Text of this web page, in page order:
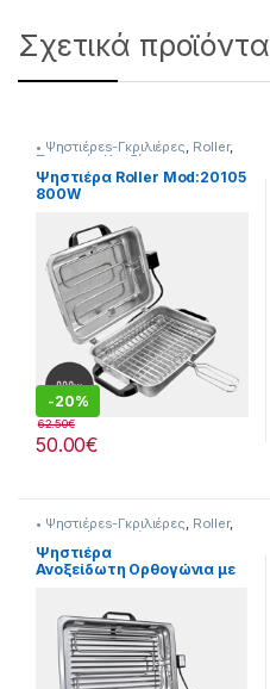
Σχετικά προϊόντα
• Ψηστιέρεs-Γκριλιέρες, Roller,
Συσκευές Κουζίνας
Ψηστιέρα Roller Mod:20105
800W
-20%
50.00€
62.50€
• Ψηστιέρεs-Γκριλιέρες Roller,
Συσκευές Κουζίνας
Ψηστιέρα
Ανοξείδωτη Ορθογώνια με